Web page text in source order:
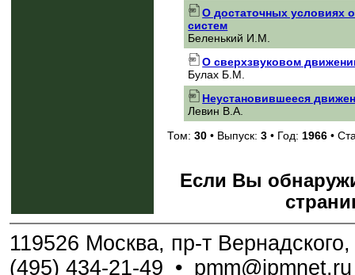
О достаточных условиях
систем
Беленький И.М.
О сверхзвуковом
Булах Б.М.
Неустановившееся
Левин В.А.
Том:30 • Выпуск:3 • Год: 1966 •
Если Вы
119526 Москва, пр-т
(495) 434-21-49 • pmm@ipmnet.ru